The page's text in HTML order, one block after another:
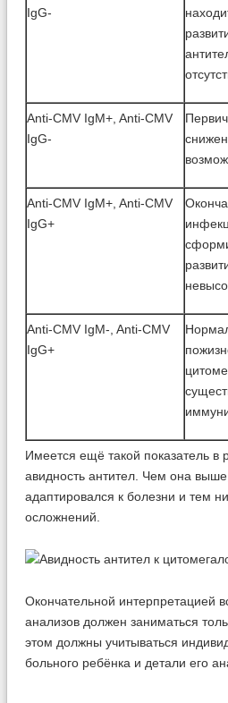
IgG-
Anti-CMV IgM+, Anti-CMV
IgG-
Anti-CMV IgM+, Anti-CMV
IgG+
Anti-CMV IgM-, Anti-CMV
IgG+
Имеется ещё такой показатель в
авидность антител. Чем она
адаптировался к болезни и тем
осложнений.
Окончательной интерпретацией
анализов должен заниматься
этом должны учитываться
больного ребёнка и детали его